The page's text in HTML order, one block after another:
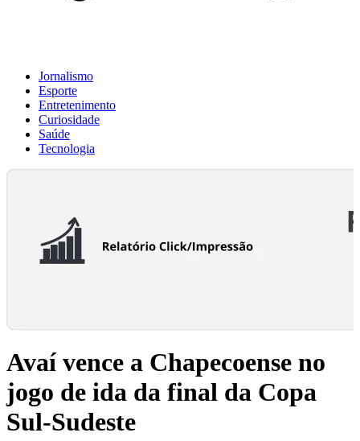
Jornalismo
Esporte
Entretenimento
Curiosidade
Saúde
Tecnologia
Avaí vence a Chapecoense no
jogo de ida da final da Copa
Sul-Sudeste